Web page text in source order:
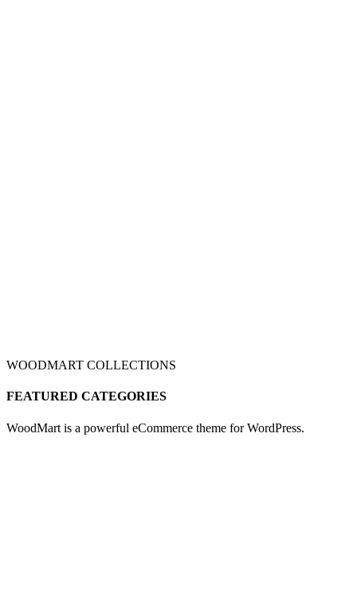
WOODMART COLLECTIONS
FEATURED CATEGORIES
WoodMart is a powerful eCommerce theme for WordPress.